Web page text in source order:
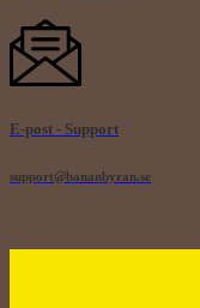
E-post - Support
support@bananbyran.se